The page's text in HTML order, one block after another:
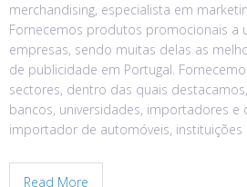
merchandising, especialista em
Fornecemos produtos promocionais a
empresas, sendo muitas delas as
de publicidade em Portugal.
sectores, dentro das quais
bancos, universidades, importadores
importador de automóveis, instituições
Read More